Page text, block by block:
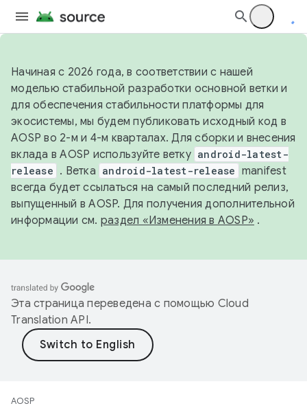
Начиная с 2026 года, в соответствии с нашей
моделью стабильной разработки основной ветки и
для обеспечения стабильности платформы для
экосистемы, мы будем публиковать исходный код в
AOSP во 2-м и 4-м кварталах. Для сборки и внесения
вклада в AOSP используйте ветку android-latest-
release . Ветка android-latest-release manifest
всегда будет ссылаться на самый последний релиз,
выпущенный в AOSP. Для получения дополнительной
информации см. раздел «Изменения в AOSP» .
Эта страница переведена с помощью Cloud
Translation API.
AOSP